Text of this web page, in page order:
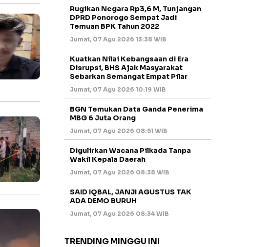
Rugikan Negara Rp3,6 M, Tunjangan
DPRD Ponorogo Sempat Jadi
Temuan BPK Tahun 2022
Jumat, 07 Agu 2026 13:38 WIB
Kuatkan Nilai Kebangsaan di Era
Disrupsi, BHS Ajak Masyarakat
Sebarkan Semangat Empat Pilar
Jumat, 07 Agu 2026 10:19 WIB
BGN Temukan Data Ganda Penerima
MBG 6 Juta Orang
Jumat, 07 Agu 2026 08:51 WIB
Digulirkan Wacana Pilkada Tanpa
Wakil Kepala Daerah
Jumat, 07 Agu 2026 08:38 WIB
SAID IQBAL, JANJI AGUSTUS TAK
ADA DEMO BURUH
Jumat, 07 Agu 2026 08:34 WIB
TRENDING MINGGU INI